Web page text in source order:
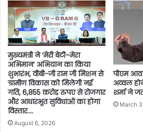
मुख्यमंत्री ने ‘मेरी बेटी–मेरा
अभिमान’ अभियान का किया
शुभारंभ, वीबी-जी राम जी मिशन से
ग्रामीण विकास को मिलेगी नई
गति, 6,855 करोड़ रुपए से रोजगार
और आधारभूत सुविधाओं का होगा
विस्तार….
August 6, 2026
पीएम
अव्वल
शर्मा ने
March